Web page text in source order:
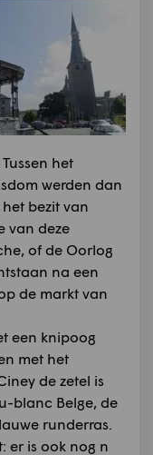
het
werden dan
bezit van
van deze
of de Oorlog
na een
de markt van
een knipoog
met het
de zetel is
blanc Belge, de
runderras.
is ook nog n